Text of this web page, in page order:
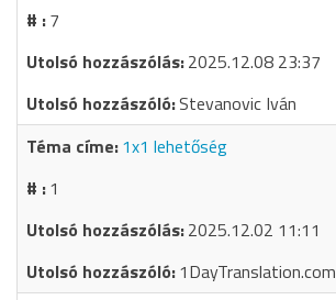
7
2025.12.08 23:37
Stevanovic Iván
1x1 lehetőség
1
2025.12.02 11:11
1DayTranslation.com